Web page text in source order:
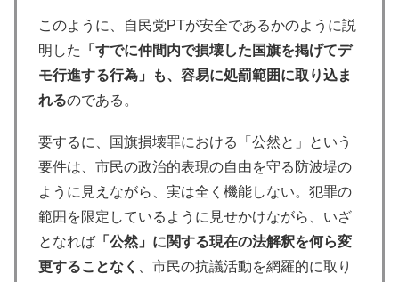
このように、自民党PTが安全であるかのように説
明した
「すでに仲間内で損壊した国旗を掲げてデ
モ行進する行為」も、容易に処罰範囲に取り込ま
れるのである。
要するに、国旗損壊罪における「公然と」という
要件は、市民の政治的表現の自由を守る防波堤の
ように見えながら、実は全く機能しない。犯罪の
範囲を限定しているように見せかけながら、いざ
となれば 「公然」に関する現在の法解釈を何ら変
更することなく
、市民の抗議活動を網羅的に取り